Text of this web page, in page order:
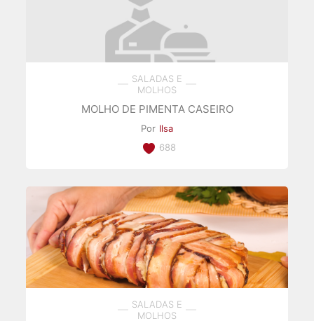
SALADAS E
MOLHOS
MOLHO DE PIMENTA CASEIRO
Por Ilsa
688
SALADAS E
MOLHOS